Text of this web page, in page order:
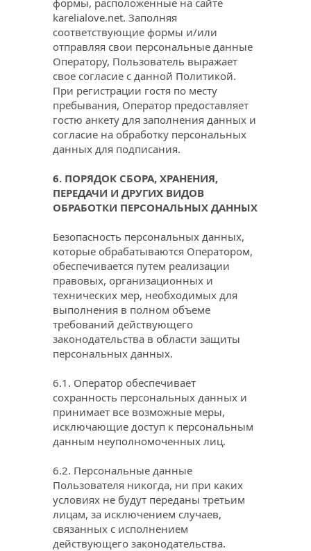
karelialove.net. Заполняя
соответствующие формы и/или
отправляя свои персональные данные
Оператору, Пользователь выражает
свое согласие с данной Политикой.
При регистрации гостя по месту
пребывания, Оператор предоставляет
гостю анкету для заполнения данных и
согласие на обработку персональных
данных для подписания.
6. ПОРЯДОК СБОРА, ХРАНЕНИЯ,
ПЕРЕДАЧИ И ДРУГИХ ВИДОВ
ОБРАБОТКИ ПЕРСОНАЛЬНЫХ ДАННЫХ
Безопасность персональных данных,
которые обрабатываются Оператором,
обеспечивается путем реализации
правовых, организационных и
технических мер, необходимых для
выполнения в полном объеме
требований действующего
законодательства в области защиты
персональных данных.
6.1. Оператор обеспечивает
сохранность персональных данных и
принимает все возможные меры,
исключающие доступ к персональным
данным неуполномоченных лиц.
6.2. Персональные данные
Пользователя никогда, ни при каких
условиях не будут переданы третьим
лицам, за исключением случаев,
связанных с исполнением
действующего законодательства.